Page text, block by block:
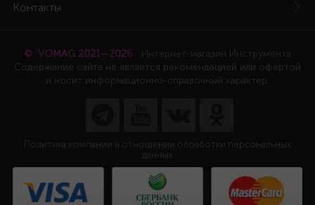
Контакты
© VOMAG 2021—2026
Интернет-магазин Инструмента
Содержание сайта не является рекомендацией или офертой
и носит информационно-справочный характер.
Политика компании в отношении обработки персональных
данных